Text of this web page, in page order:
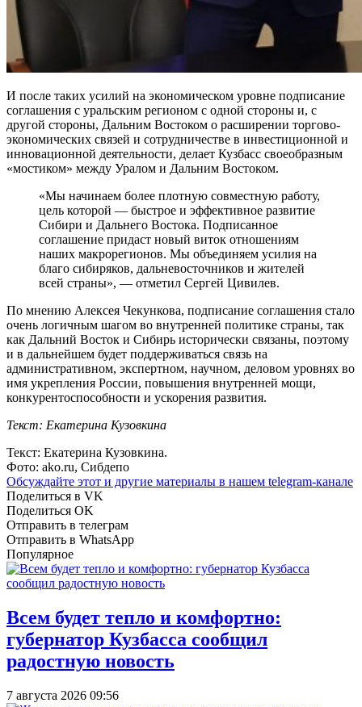
И после таких усилий на экономическом уровне подписание
соглашения с уральским регионом с одной стороны и, с
другой стороны, Дальним Востоком о расширении торгово-
экономических связей и сотрудничестве в инвестиционной и
инновационной деятельности, делает Кузбасс своеобразным
«мостиком» между Уралом и Дальним Востоком.
«Мы начинаем более плотную совместную работу,
цель которой — быстрое и эффективное развитие
Сибири и Дальнего Востока. Подписанное
соглашение придаст новый виток отношениям
наших макрорегионов. Мы объединяем усилия на
благо сибиряков, дальневосточников и жителей
всей страны», — отметил Сергей Цивилев.
По мнению Алексея Чекункова, подписание соглашения стало
очень логичным шагом во внутренней политике страны, так
как Дальний Восток и Сибирь исторически связаны, поэтому
и в дальнейшем будет поддерживаться связь на
административном, экспертном, научном, деловом уровнях во
имя укрепления России, повышения внутренней мощи,
конкурентоспособности и ускорения развития.
Текст: Екатерина Кузовкина
Текст: Екатерина Кузовкина.
Фото: ako.ru, Сибдепо
Обсуждайте этот и другие материалы в нашем telegram-канале
Поделиться в VK
Поделиться OK
Отправить в телеграм
Отправить в WhatsApp
Популярное
Всем будет тепло и комфортно:
губернатор Кузбасса сообщил
радостную новость
7 августа 2026 09:56